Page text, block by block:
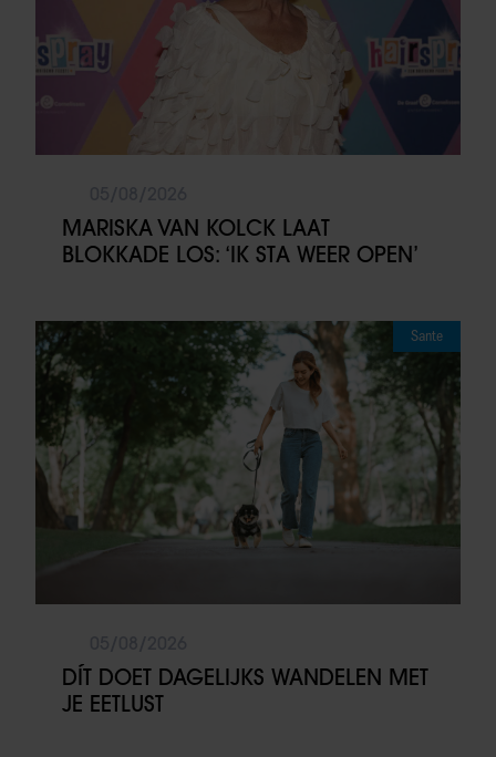
MARISKA VAN KOLCK LAAT
BLOKKADE LOS: ‘IK STA WEER OPEN’
Sante
DÍT DOET DAGELIJKS WANDELEN MET
JE EETLUST